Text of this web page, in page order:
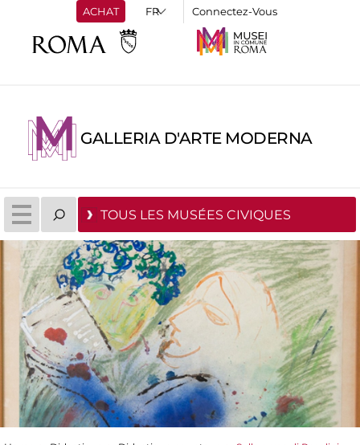
ACHAT Connectez-Vous
GALLERIA D'ARTE MODERNA
TOUS LES MUSÉES CIVIQUES